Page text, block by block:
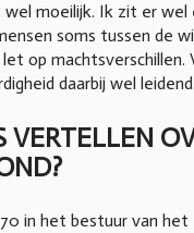
wel moeilijk. Ik zit er wel
soms tussen de
op machtsverschillen.
daarbij wel
VERTELLEN
in het bestuur van het